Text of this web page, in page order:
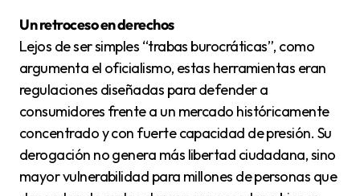
Un retroceso en derechos
Lejos de ser simples “trabas burocráticas”, como
argumenta el oficialismo, estas herramientas eran
regulaciones diseñadas para defender a
consumidores frente a un mercado históricamente
concentrado y con fuerte capacidad de presión. Su
derogación no genera más libertad ciudadana, sino
mayor vulnerabilidad para millones de personas que